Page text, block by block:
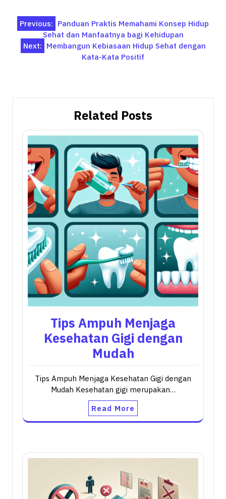
Post
navigation
Previous: Panduan Praktis Memahami Konsep Hidup
Sehat dan Manfaatnya bagi Kehidupan
Next: Membangun Kebiasaan Hidup Sehat dengan
Kata-Kata Positif
Related Posts
Tips Ampuh Menjaga
Kesehatan Gigi dengan
Mudah
Tips Ampuh Menjaga Kesehatan Gigi dengan
Mudah Kesehatan gigi merupakan…
Read More